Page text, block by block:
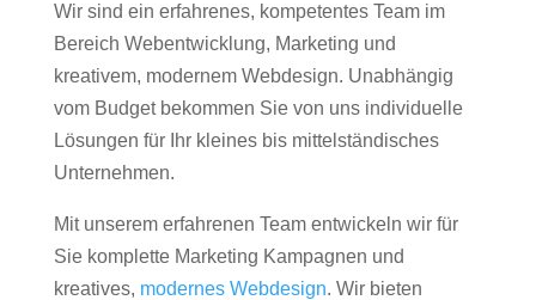
Wir sind ein erfahrenes, kompetentes Team im
Bereich Webentwicklung, Marketing und
kreativem, modernem Webdesign. Unabhängig
vom Budget bekommen Sie von uns individuelle
Lösungen für Ihr kleines bis mittelständisches
Unternehmen.
Mit unserem erfahrenen Team entwickeln wir für
Sie komplette Marketing Kampagnen und
kreatives, modernes Webdesign. Wir bieten